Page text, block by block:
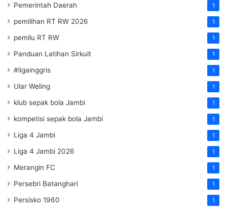
Pemerintah Daerah 1
pemilihan RT RW 2026 1
pemilu RT RW 1
Panduan Latihan Sirkuit 1
#ligainggris 1
Ular Weling 1
klub sepak bola Jambi 1
kompetisi sepak bola Jambi 1
Liga 4 Jambi 1
Liga 4 Jambi 2026 1
Merangin FC 1
Persebri Batanghari 1
Persisko 1960 1